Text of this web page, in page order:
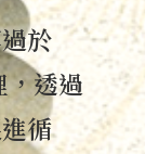
於
，透過
循